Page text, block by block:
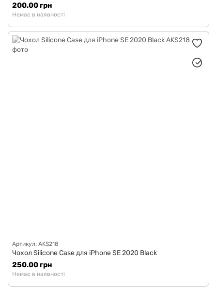
200.00 грн
Немає в наявності
Артикул: AKS218
Чохол Silicone Case для iPhone SE 2020 Black
250.00 грн
Немає в наявності